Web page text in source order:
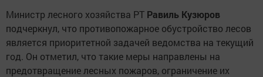
Министр лесного хозяйства РТ Равиль Кузюров
подчеркнул, что противопожарное обустройство лесов
является приоритетной задачей ведомства на текущий
год. Он отметил, что такие меры направлены на
предотвращение лесных пожаров, ограничение их